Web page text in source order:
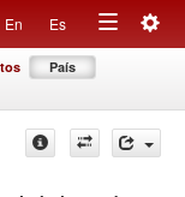
En Es
Toggle
País